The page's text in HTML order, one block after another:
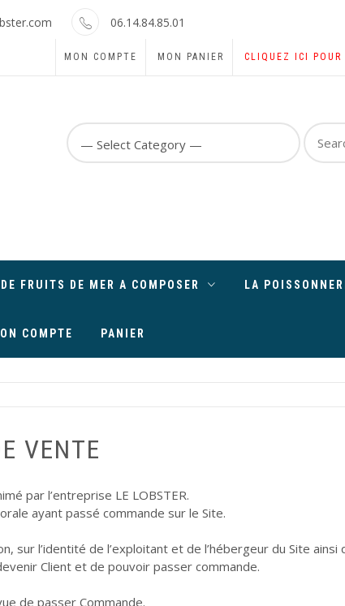
06.14.84.85.01
MON COMPTE MON PANIER CLIQUEZ ICI
Search
for:
FRUITS DE MER A COMPOSER LA
COMPTE PANIER
VENTE
par l’entreprise LE LOBSTER.
ayant passé commande sur le Site.
sur l’identité de l’exploitant et de l’hébergeur du Site ainsi
Client et de pouvoir passer commande.
de passer Commande.